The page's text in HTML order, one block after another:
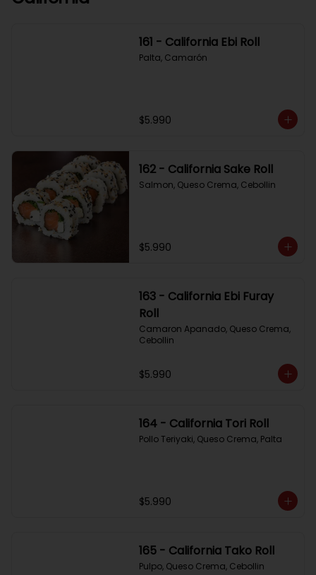
161 - California Ebi Roll
Palta, Camarón
$5.990
162 - California Sake Roll
Salmon, Queso Crema, Cebollin
$5.990
163 - California Ebi Furay
Roll
Camaron Apanado, Queso Crema,
Cebollin
$5.990
164 - California Tori Roll
Pollo Teriyaki, Queso Crema, Palta
$5.990
165 - California Tako Roll
Pulpo, Queso Crema, Cebollin